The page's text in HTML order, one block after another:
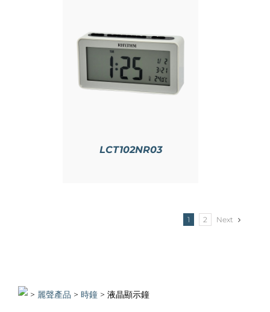
LCT102NR03
1 2 Next
> > 時鐘 > 液晶顯示鐘